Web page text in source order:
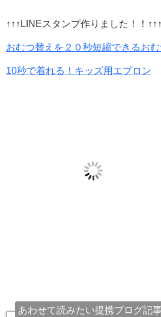
↑↑↑LINEスタンプ作りました！！↑↑↑
おむつ替えを２０秒短縮できるお
10秒で着れる！キッズ用エプロン
あわせて読みたい提携ブログ記